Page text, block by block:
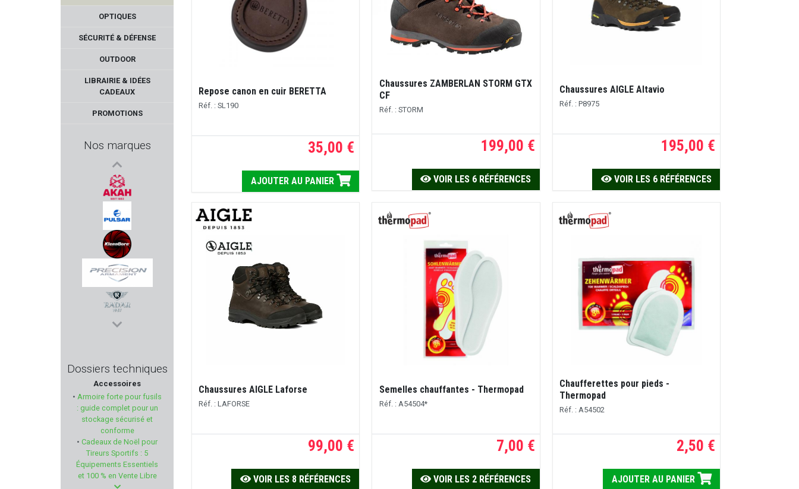
OPTIQUES
SÉCURITÉ & DÉFENSE
OUTDOOR
LIBRAIRIE & IDÉES
CADEAUX
PROMOTIONS
Nos marques
DOUBLE ALPHA ACADEMY
AKAH
PULSAR
KLEEN BORE
PRECISION ARMAMENT
RADAR
VERNEY CARRON
CREPIN LEBLOND EDITION
RTI Optics
AKSA ARMS
Dossiers techniques
Accessoires
• Armoire forte pour fusils
: guide complet pour un
stockage sécurisé et
conforme
• Cadeaux de Noël pour
Tireurs Sportifs : 5
Équipements Essentiels
et 100 % en Vente Libre
Repose canon en cuir BERETTA
Réf. : SL190
35,00 €
AJOUTER AU PANIER
Chaussures ZAMBERLAN STORM GTX
CF
Réf. : STORM
199,00 €
VOIR LES 6 RÉFÉRENCES
Chaussures AIGLE Altavio
Réf. : P8975
195,00 €
VOIR LES 6 RÉFÉRENCES
Chaussures AIGLE Laforse
Réf. : LAFORSE
99,00 €
VOIR LES 8 RÉFÉRENCES
Semelles chauffantes - Thermopad
Réf. : A54504*
7,00 €
VOIR LES 2 RÉFÉRENCES
Chaufferettes pour pieds -
Thermopad
Réf. : A54502
2,50 €
AJOUTER AU PANIER